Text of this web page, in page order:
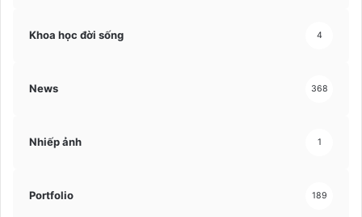
Khoa học đời sống 4
News 368
Nhiếp ảnh 1
Portfolio 189